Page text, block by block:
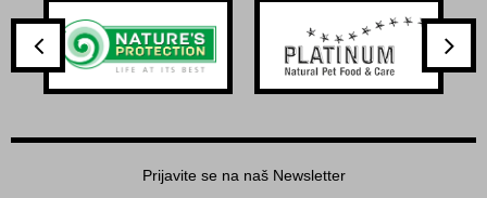
Prijavite se na naš Newsletter